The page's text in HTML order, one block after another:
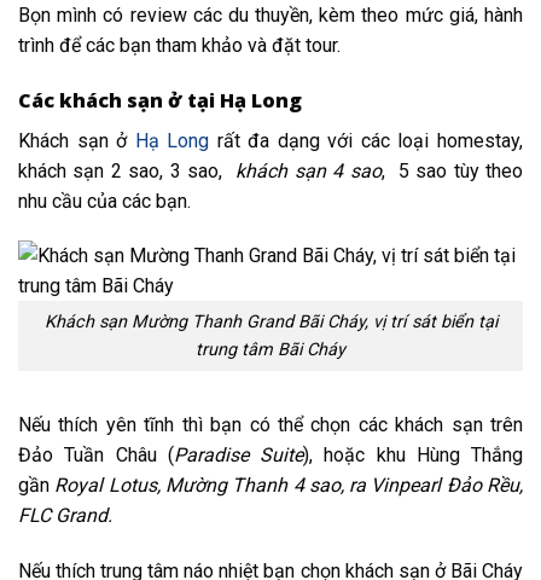
Bọn mình có review các du thuyền, kèm theo mức giá, hành
trình để các bạn tham khảo và đặt tour.
Các khách sạn ở tại Hạ Long
Khách sạn ở Hạ Long rất đa dạng với các loại homestay,
khách sạn 2 sao, 3 sao, khách sạn 4 sao, 5 sao tùy theo
nhu cầu của các bạn.
Khách sạn Mường Thanh Grand Bãi Cháy, vị trí sát biển tại
trung tâm Bãi Cháy
Nếu thích yên tĩnh thì bạn có thể chọn các khách sạn trên
Đảo Tuần Châu (Paradise Suite), hoặc khu Hùng Thắng
gần Royal Lotus, Mường Thanh 4 sao, ra Vinpearl Đảo Rều,
FLC Grand.
Nếu thích trung tâm náo nhiệt bạn chọn khách sạn ở Bãi Cháy